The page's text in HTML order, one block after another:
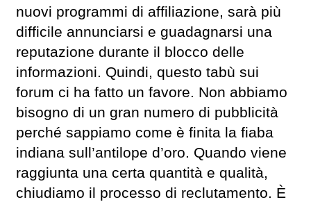
nuovi programmi di affiliazione, sarà più
difficile annunciarsi e guadagnarsi una
reputazione durante il blocco delle
informazioni. Quindi, questo tabù sui
forum ci ha fatto un favore. Non abbiamo
bisogno di un gran numero di pubblicità
perché sappiamo come è finita la fiaba
indiana sull’antilope d’oro. Quando viene
raggiunta una certa quantità e qualità,
chiudiamo il processo di reclutamento. È